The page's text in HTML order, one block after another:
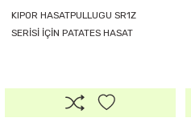
KIPOR HASATPULLUGU SR1Z
SERİSİ İÇİN PATATES HASAT